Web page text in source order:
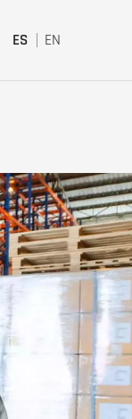
ES EN